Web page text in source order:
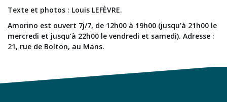
Texte et photos : Louis LEFÈVRE.
Amorino est ouvert 7j/7, de 12h00 à 19h00 (jusqu’à 21h00 le
mercredi et jusqu’à 22h00 le vendredi et samedi). Adresse :
21, rue de Bolton, au Mans.